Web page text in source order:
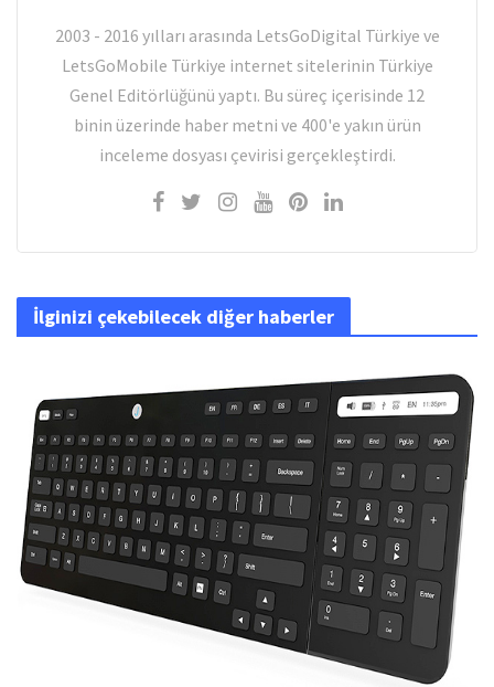
2003 - 2016 yılları arasında LetsGoDigital Türkiye ve
LetsGoMobile Türkiye internet sitelerinin Türkiye
Genel Editörlüğünü yaptı. Bu süreç içerisinde 12
binin üzerinde haber metni ve 400'e yakın ürün
inceleme dosyası çevirisi gerçekleştirdi.
İlginizi çekebilecek diğer haberler